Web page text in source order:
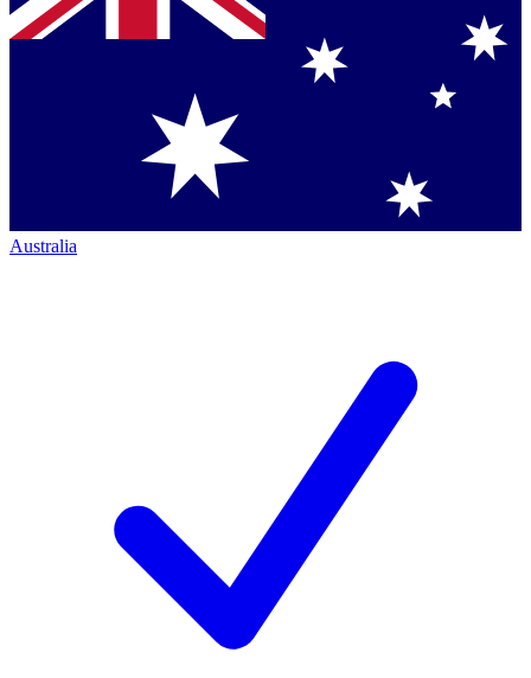
Australia